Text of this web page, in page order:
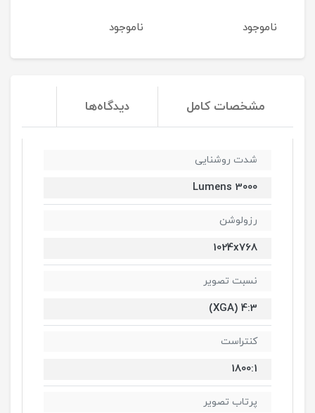
ناموجود ناموجود
مشخصات کامل دیدگاه‌ها
شدت روشنایی
3000 Lumens
رزولوشن
1024x768
نسبت تصویر
4:3 (XGA)
کنتراست
1800:1
پرتاب تصویر